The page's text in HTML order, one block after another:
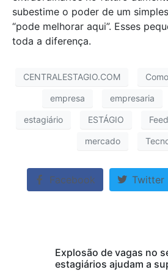
subestime o poder de um
“pode melhorar aqui”. Esses
toda a diferença.
CENTRALESTAGIO.COM
empresa empresaria
estagiário ESTÁGIO
mercado
Facebook Twitter
Explosão de vagas no
estagiários ajudam a